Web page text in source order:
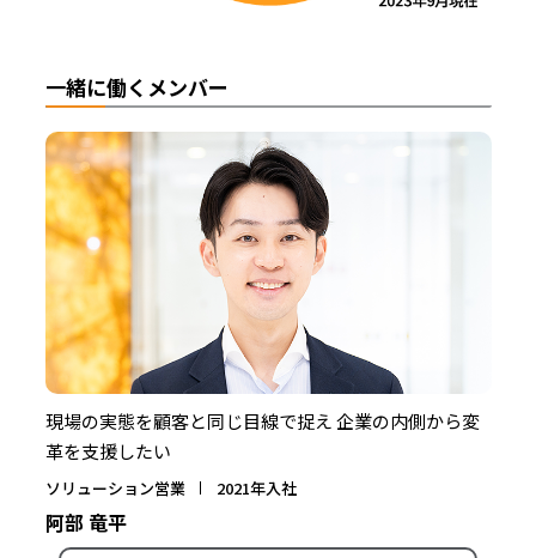
一緒に働くメンバー
現場の実態を顧客と同じ目線で捉え 企業の内側から変
革を支援したい
ソリューション営業 2021年入社
阿部 竜平